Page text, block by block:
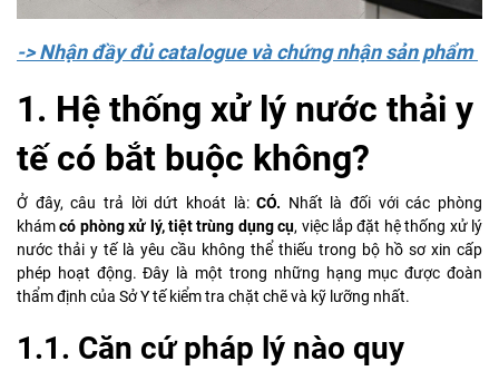
-> Nhận đầy đủ catalogue và chứng nhận sản phẩm
1. Hệ thống xử lý nước thải y
tế có bắt buộc không?
Ở đây, câu trả lời dứt khoát là: CÓ. Nhất là đối với các phòng
khám có phòng xử lý, tiệt trùng dụng cụ, việc lắp đặt hệ thống xử lý
nước thải y tế là yêu cầu không thể thiếu trong bộ hồ sơ xin cấp
phép hoạt động. Đây là một trong những hạng mục được đoàn
thẩm định của Sở Y tế kiểm tra chặt chẽ và kỹ lưỡng nhất.
1.1. Căn cứ pháp lý nào quy